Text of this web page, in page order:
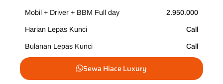
Mobil + Driver + BBM Full day 2.950.000
Harian Lepas Kunci Call
Bulanan Lepas Kunci Call
Sewa Hiace Luxury